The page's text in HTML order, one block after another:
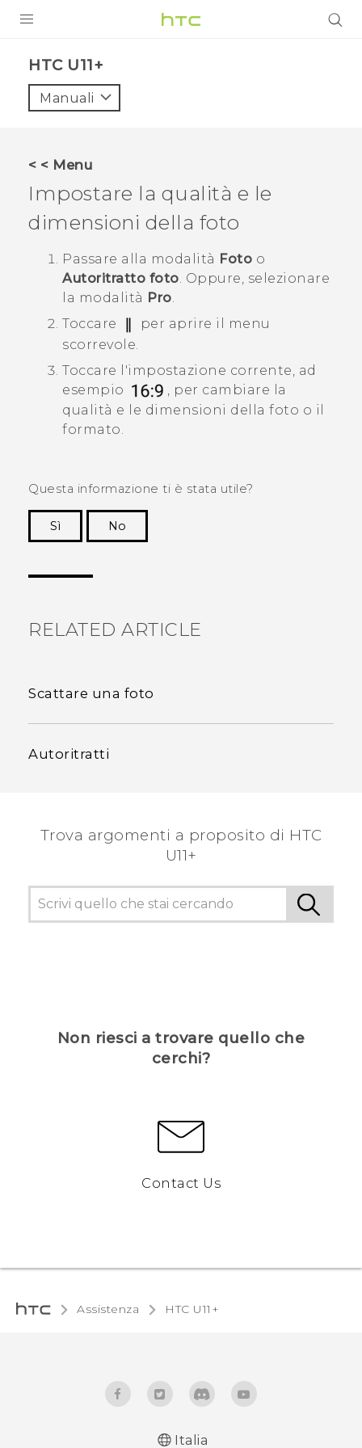
VIVE
VIVERSE
ASSISTENZA
Accessori e dispositivi HTC
Accesso
HTC U11+‎
Manuali
< < Menu
Impostare la qualità e le
dimensioni della foto
Passare alla modalità Foto o
Autoritratto foto. Oppure, selezionare
la modalità Pro.
Toccare
per aprire il menu
scorrevole.
Toccare l'impostazione corrente, ad
esempio
, per cambiare la
qualità e le dimensioni della foto o il
formato.
Questa informazione ti è stata utile?
Sì
No
RELATED ARTICLE
Scattare una foto
Autoritratti
Trova argomenti a proposito di HTC
U11+
Non riesci a trovare quello che
cerchi?
Contact Us
Assistenza HTC U11+‎
Italia